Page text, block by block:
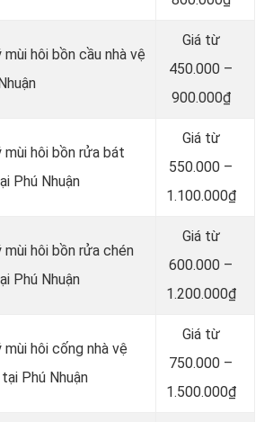
hôi bồn cầu nhà vệ
Giá từ
450.000 –
900.000₫
mùi hôi bồn rửa bát
Phú Nhuận
Giá từ
550.000 –
1.100.000₫
mùi hôi bồn rửa chén
Phú Nhuận
Giá từ
600.000 –
1.200.000₫
hôi cống nhà vệ
Phú Nhuận
Giá từ
750.000 –
1.500.000₫